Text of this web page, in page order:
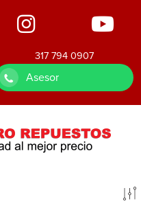
317 794 0907
Asesor